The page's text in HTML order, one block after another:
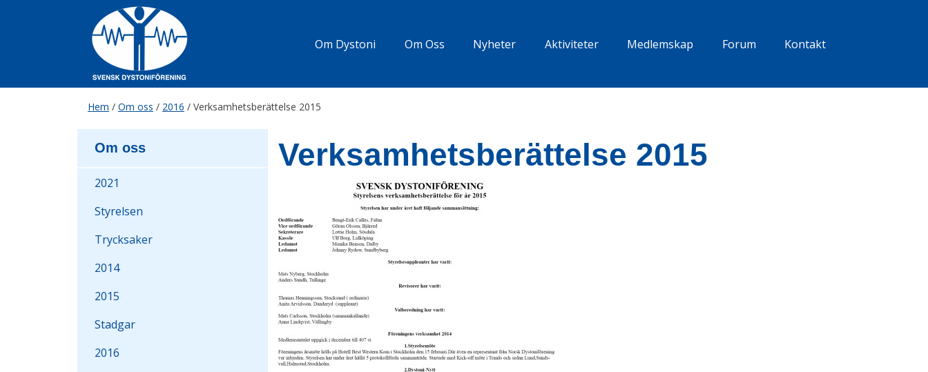
Om Dystoni Om Oss Nyheter Aktiviteter Medlemskap Forum Kontakt
Hem / Om oss / 2016 / Verksamhetsberättelse 2015
Verksamhetsberättelse 2015
Om oss
2021
Styrelsen
Trycksaker
2014
2015
Stadgar
2016